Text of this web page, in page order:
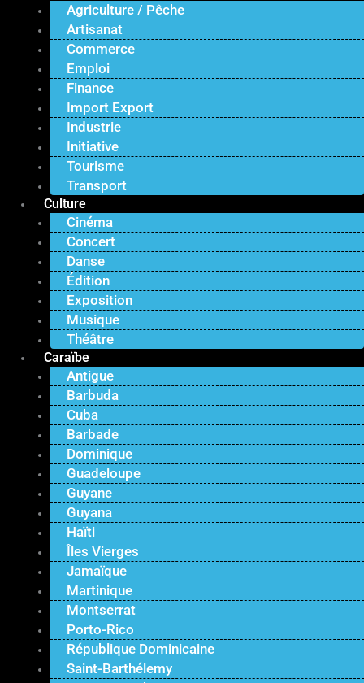
Agriculture / Pêche
Artisanat
Commerce
Emploi
Finance
Import Export
Industrie
Initiative
Tourisme
Transport
Culture
Cinéma
Concert
Danse
Édition
Exposition
Musique
Théâtre
Caraïbe
Antigue
Barbuda
Cuba
Barbade
Dominique
Guadeloupe
Guyane
Guyana
Haïti
Îles Vierges
Jamaïque
Martinique
Montserrat
Porto-Rico
République Dominicaine
Saint-Barthélemy